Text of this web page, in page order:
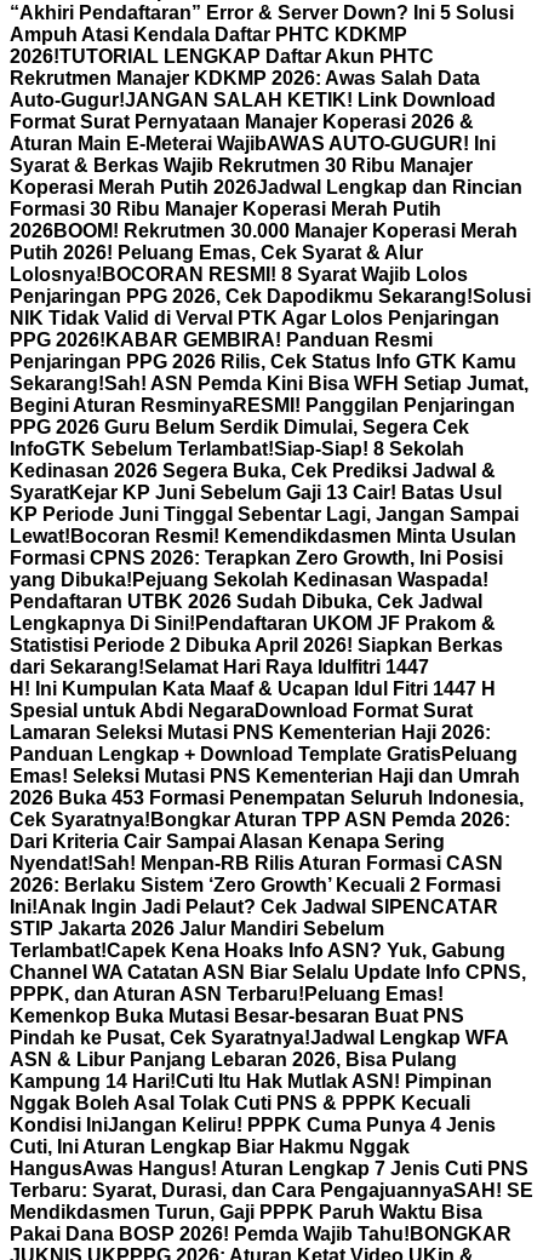
“Akhiri Pendaftaran” Error & Server Down? Ini 5 Solusi
Ampuh Atasi Kendala Daftar PHTC KDKMP
2026!TUTORIAL LENGKAP Daftar Akun PHTC
Rekrutmen Manajer KDKMP 2026: Awas Salah Data
Auto-Gugur!JANGAN SALAH KETIK! Link Download
Format Surat Pernyataan Manajer Koperasi 2026 &
Aturan Main E-Meterai WajibAWAS AUTO-GUGUR! Ini
Syarat & Berkas Wajib Rekrutmen 30 Ribu Manajer
Koperasi Merah Putih 2026Jadwal Lengkap dan Rincian
Formasi 30 Ribu Manajer Koperasi Merah Putih
2026BOOM! Rekrutmen 30.000 Manajer Koperasi Merah
Putih 2026! Peluang Emas, Cek Syarat & Alur
Lolosnya! BOCORAN RESMI! 8 Syarat Wajib Lolos
Penjaringan PPG 2026, Cek Dapodikmu Sekarang!Solusi
NIK Tidak Valid di Verval PTK Agar Lolos Penjaringan
PPG 2026! KABAR GEMBIRA! Panduan Resmi
Penjaringan PPG 2026 Rilis, Cek Status Info GTK Kamu
Sekarang!Sah! ASN Pemda Kini Bisa WFH Setiap Jumat,
Begini Aturan ResminyaRESMI! Panggilan Penjaringan
PPG 2026 Guru Belum Serdik Dimulai, Segera Cek
InfoGTK Sebelum Terlambat!Siap-Siap! 8 Sekolah
Kedinasan 2026 Segera Buka, Cek Prediksi Jadwal &
SyaratKejar KP Juni Sebelum Gaji 13 Cair! Batas Usul
KP Periode Juni Tinggal Sebentar Lagi, Jangan Sampai
Lewat! Bocoran Resmi! Kemendikdasmen Minta Usulan
Formasi CPNS 2026: Terapkan Zero Growth, Ini Posisi
yang Dibuka! Pejuang Sekolah Kedinasan Waspada!
Pendaftaran UTBK 2026 Sudah Dibuka, Cek Jadwal
Lengkapnya Di Sini! Pendaftaran UKOM JF Prakom &
Statistisi Periode 2 Dibuka April 2026! Siapkan Berkas
dari Sekarang!Selamat Hari Raya Idulfitri 1447
H! Ini Kumpulan Kata Maaf & Ucapan Idul Fitri 1447 H
Spesial untuk Abdi NegaraDownload Format Surat
Lamaran Seleksi Mutasi PNS Kementerian Haji 2026:
Panduan Lengkap + Download Template GratisPeluang
Emas! Seleksi Mutasi PNS Kementerian Haji dan Umrah
2026 Buka 453 Formasi Penempatan Seluruh Indonesia,
Cek Syaratnya! Bongkar Aturan TPP ASN Pemda 2026:
Dari Kriteria Cair Sampai Alasan Kenapa Sering
Nyendat!Sah! Menpan-RB Rilis Aturan Formasi CASN
2026: Berlaku Sistem ‘Zero Growth’ Kecuali 2 Formasi
Ini!Anak Ingin Jadi Pelaut? Cek Jadwal SIPENCATAR
STIP Jakarta 2026 Jalur Mandiri Sebelum
Terlambat!Capek Kena Hoaks Info ASN? Yuk, Gabung
Channel WA Catatan ASN Biar Selalu Update Info CPNS,
PPPK, dan Aturan ASN Terbaru! Peluang Emas!
Kemenkop Buka Mutasi Besar-besaran Buat PNS
Pindah ke Pusat, Cek Syaratnya!Jadwal Lengkap WFA
ASN & Libur Panjang Lebaran 2026, Bisa Pulang
Kampung 14 Hari!Cuti Itu Hak Mutlak ASN! Pimpinan
Nggak Boleh Asal Tolak Cuti PNS & PPPK Kecuali
Kondisi IniJangan Keliru! PPPK Cuma Punya 4 Jenis
Cuti, Ini Aturan Lengkap Biar Hakmu Nggak
HangusAwas Hangus! Aturan Lengkap 7 Jenis Cuti PNS
Terbaru: Syarat, Durasi, dan Cara PengajuannyaSAH! SE
Mendikdasmen Turun, Gaji PPPK Paruh Waktu Bisa
Pakai Dana BOSP 2026! Pemda Wajib Tahu! BONGKAR
JUKNIS UKPPPG 2026: Aturan Ketat Video UKin &